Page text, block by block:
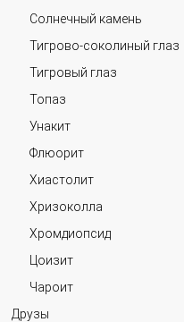
Солнечный камень
Тигрово-соколиный глаз
Тигровый глаз
Топаз
Унакит
Флюорит
Хиастолит
Хризоколла
Хромдиопсид
Цоизит
Чароит
Друзы